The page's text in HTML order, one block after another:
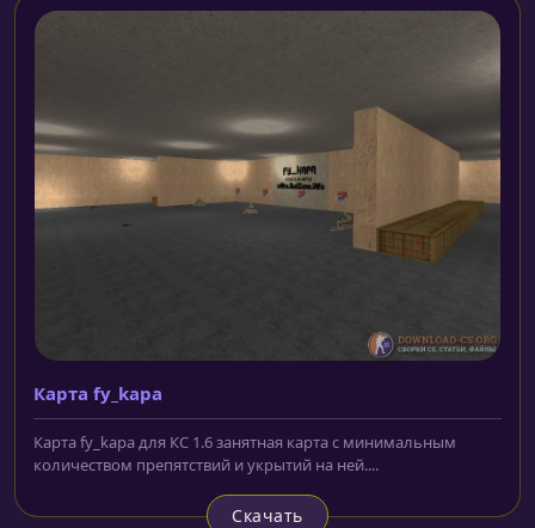
Карта fy_kapa
Карта fy_kapa для КС 1.6 занятная карта с минимальным
количеством препятствий и укрытий на ней....
Скачать